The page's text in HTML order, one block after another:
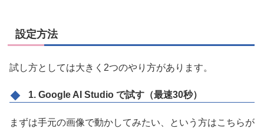
設定方法
試し方としては大きく2つのやり方があります。
1. Google AI Studio で試す（最速30秒）
まずは手元の画像で動かしてみたい、という方はこちらが